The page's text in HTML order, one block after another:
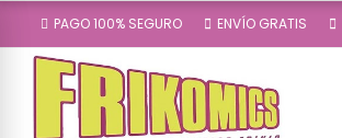
PAGO 100% SEGURO ENVÍO GRATIS